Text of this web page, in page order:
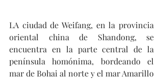
LA ciudad de Weifang, en la provincia
oriental china de Shandong, se
encuentra en la parte central de la
península homónima, bordeando el
mar de Bohai al norte y el mar Amarillo